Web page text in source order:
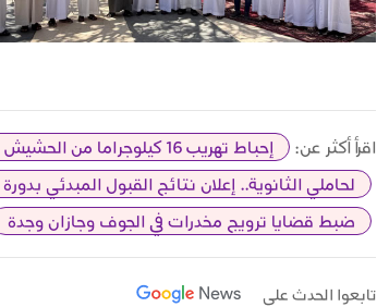
اقرأ أكثر عن:
إحباط تهريب 16 كيلوجراما من الحشيش وأقراص مخدرة بجازان
لحاملي الثانوية.. إعلان نتائج القبول المبدئي
ضبط قضايا ترويج مخدرات في الجوف وجازان وجدة
تابعوا الحدث على